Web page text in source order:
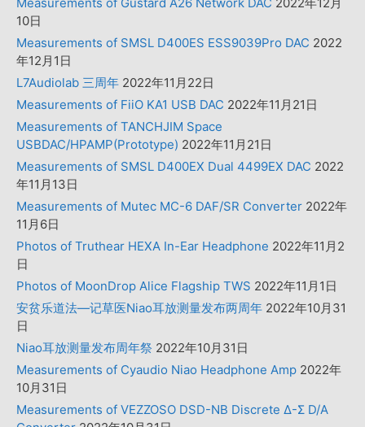
10日
Measurements of SMSL D400ES ESS9039Pro DAC 2022
年12月1日
L7Audiolab 三周年 2022年11月22日
Measurements of FiiO KA1 USB DAC 2022年11月21日
Measurements of TANCHJIM Space
USBDAC/HPAMP(Prototype) 2022年11月21日
Measurements of SMSL D400EX Dual 4499EX DAC 2022
年11月13日
Measurements of Mutec MC-6 DAF/SR Converter 2022年
11月6日
Photos of Truthear HEXA In-Ear Headphone 2022年11月2
日
Photos of MoonDrop Alice Flagship TWS 2022年11月1日
安贫乐道法—记草医Niao耳放测量发布两周年 2022年10月31
日
Niao耳放测量发布周年祭 2022年10月31日
Measurements of Cyaudio Niao Headphone Amp 2022年
10月31日
Measurements of VEZZOSO DSD-NB Discrete Δ-Σ D/A